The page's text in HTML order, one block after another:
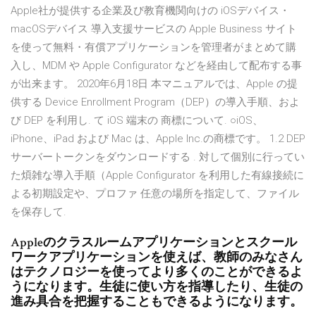
Apple社が提供する企業及び教育機関向けの iOSデバイス・
macOSデバイス 導入支援サービスの Apple Business サイト
を使って無料・有償アプリケーションを管理者がまとめて購
入し、MDM や Apple Configurator などを経由して配布する事
が出来ます。 2020年6月18日 本マニュアルでは、Apple の提
供する Device Enrollment Program（DEP）の導入手順、およ
び DEP を利用し. て iOS 端末の 商標について. ○iOS、
iPhone、iPad および Mac は、Apple Inc.の商標です。 1.2 DEP
サーバートークンをダウンロードする . 対して個別に行ってい
た煩雑な導入手順（Apple Configurator を利用した有線接続に
よる初期設定や、プロファ 任意の場所を指定して、ファイル
を保存して.
Appleのクラスルームアプリケーションとスクール
ワークアプリケーションを使えば、教師のみなさん
はテクノロジーを使ってより多くのことができるよ
うになります。生徒に使い方を指導したり、生徒の
進み具合を把握することもできるようになります。